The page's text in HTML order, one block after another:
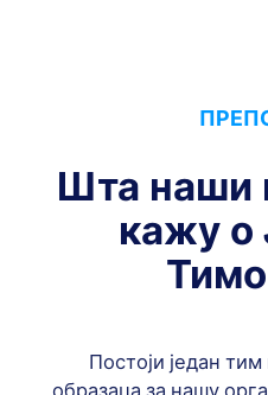
Шта наши
кажу о
Постоји један